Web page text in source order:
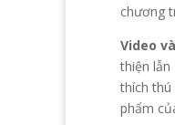
chương
Video
thiện lẫn
thích thú
phẩm